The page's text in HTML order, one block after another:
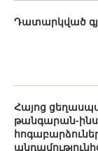
Դատարկված
Հայոց
թանգարան-